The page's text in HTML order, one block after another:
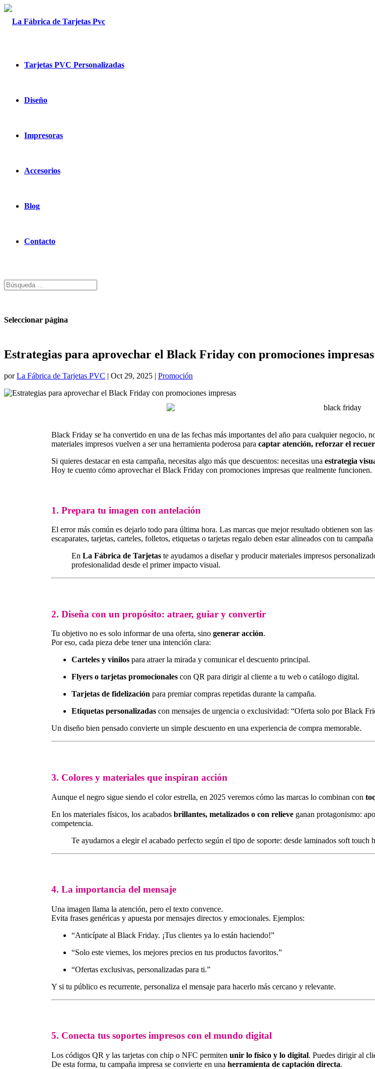
Tarjetas PVC Personalizadas
Diseño
Impresoras
Accesorios
Blog
Contacto
Seleccionar página
Estrategias para aprovechar el Black Friday con promociones impresas
porLa Fábrica de Tarjetas PVC | Oct 29, 2025 | Promoción
Black Friday se ha convertido en una de las fechas más importantes del año para cualquier
materiales impresos vuelven a ser una herramienta poderosa para captar atención, reforzar el
Si quieres destacar en esta campaña, necesitas algo más que descuentos: necesitas una estrategia
Hoy te cuento cómo aprovechar el Black Friday con promociones impresas que realmente funcionen.
1. Prepara tu imagen con antelación
El error más común es dejarlo todo para última hora. Las marcas que mejor resultado obtienen son las
escaparates, tarjetas, carteles, folletos, etiquetas o tarjetas regalo deben estar alineados con tu
En La Fábrica de Tarjetas te ayudamos a diseñar y producir materiales impresos
profesionalidad desde el primer impacto visual.
2. Diseña con un propósito: atraer, guiar y convertir
Tu objetivo no es solo informar de una oferta, sino generar acción.
Por eso, cada pieza debe tener una intención clara:
Carteles y vinilos para atraer la mirada y comunicar el descuento principal.
Flyers o tarjetas promocionales con QR para dirigir al cliente a tu web o catálogo digital.
Tarjetas de fidelización para premiar compras repetidas durante la campaña.
Etiquetas personalizadas con mensajes de urgencia o exclusividad: “Oferta solo por Black
Un diseño bien pensado convierte un simple descuento en una experiencia de compra memorable.
3. Colores y materiales que inspiran acción
Aunque el negro sigue siendo el color estrella, en 2025 veremos cómo las marcas lo combinan con
En los materiales físicos, los acabados brillantes, metalizados o con relieve ganan protagonismo:
competencia.
Te ayudarnos a elegir el acabado perfecto según el tipo de soporte: desde laminados soft touch
4. La importancia del mensaje
Una imagen llama la atención, pero el texto convence.
Evita frases genéricas y apuesta por mensajes directos y emocionales. Ejemplos:
“Anticípate al Black Friday. ¡Tus clientes ya lo están haciendo!”
“Solo este viernes, los mejores precios en tus productos favoritos.”
“Ofertas exclusivas, personalizadas para ti.”
Y si tu público es recurrente, personaliza el mensaje para hacerlo más cercano y relevante.
5. Conecta tus soportes impresos con el mundo digital
Los códigos QR y las tarjetas con chip o NFC permiten unir lo físico y lo digital. Puedes dirigir al
De esta forma, tu campaña impresa se convierte en una herramienta de captación directa.